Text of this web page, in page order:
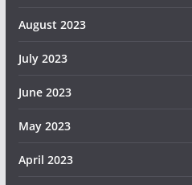
August 2023
July 2023
June 2023
May 2023
April 2023